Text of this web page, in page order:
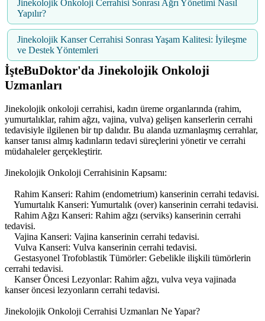
Jinekolojik Onkoloji Cerrahisi Sonrası Ağrı Yönetimi Nasıl
Yapılır?
Jinekolojik Kanser Cerrahisi Sonrası Yaşam Kalitesi: İyileşme
ve Destek Yöntemleri
İşteBuDoktor'da Jinekolojik Onkoloji
Uzmanları
Jinekolojik onkoloji cerrahisi, kadın üreme organlarında (rahim,
yumurtalıklar, rahim ağzı, vajina, vulva) gelişen kanserlerin cerrahi
tedavisiyle ilgilenen bir tıp dalıdır. Bu alanda uzmanlaşmış cerrahlar,
kanser tanısı almış kadınların tedavi süreçlerini yönetir ve cerrahi
müdahaleler gerçekleştirir.
Jinekolojik Onkoloji Cerrahisinin Kapsamı:
Rahim Kanseri: Rahim (endometrium) kanserinin cerrahi tedavisi.
Yumurtalık Kanseri: Yumurtalık (over) kanserinin cerrahi tedavisi.
Rahim Ağzı Kanseri: Rahim ağzı (serviks) kanserinin cerrahi
tedavisi.
Vajina Kanseri: Vajina kanserinin cerrahi tedavisi.
Vulva Kanseri: Vulva kanserinin cerrahi tedavisi.
Gestasyonel Trofoblastik Tümörler: Gebelikle ilişkili tümörlerin
cerrahi tedavisi.
Kanser Öncesi Lezyonlar: Rahim ağzı, vulva veya vajinada
kanser öncesi lezyonların cerrahi tedavisi.
Jinekolojik Onkoloji Cerrahisi Uzmanları Ne Yapar?